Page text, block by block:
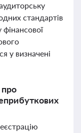
стандартів
у визначені